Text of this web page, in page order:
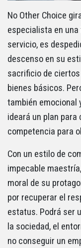
No Other Choice
especialista en
servicio, es
descenso en su
sacrificio de
bienes básicos.
también emocional
ideará un plan
competencia para
Con un estilo de
impecable
moral de su
por recuperar el
estatus. Podrá ser
la sociedad, el
no conseguir un